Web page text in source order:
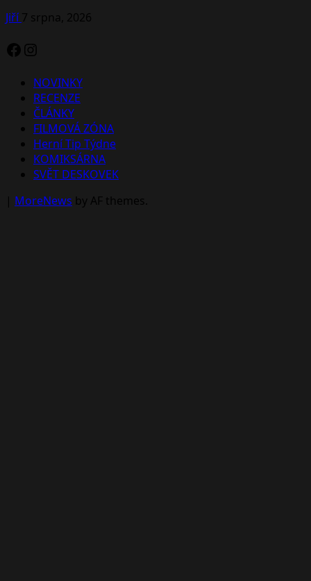
Jiří7 srpna, 2026
Facebook
Instagram
NOVINKY
RECENZE
ČLÁNKY
FILMOVÁ ZÓNA
Herní Tip Týdne
KOMIKSÁRNA
SVĚT DESKOVEK
| MoreNews by AF themes.